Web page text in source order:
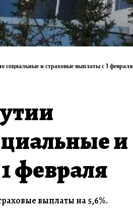
и страховые выплаты с 1 февраля
и
февраля
выплаты на 5,6%.